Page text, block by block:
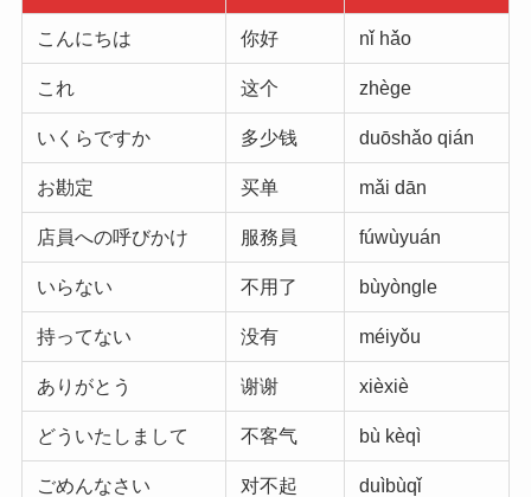
こんにちは 你好 nǐ hǎo
これ 这个 zhège
いくらですか 多少钱 duōshǎo qián
お勘定 买单 mǎi dān
店員への呼びかけ 服務員 fúwùyuán
いらない 不用了 bùyòngle
持ってない 没有 méiyǒu
ありがとう 谢谢 xièxiè
どういたしまして 不客气 bù kèqì
ごめんなさい 对不起 duìbùqǐ